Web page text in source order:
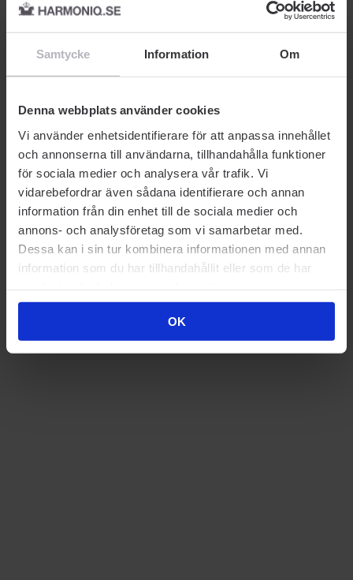
Samtycke Information Om
Denna webbplats använder cookies
Vi använder enhetsidentifierare för att anpassa innehållet
och annonserna till användarna, tillhandahålla funktioner
för sociala medier och analysera vår trafik. Vi
vidarebefordrar även sådana identifierare och annan
information från din enhet till de sociala medier och
annons- och analysföretag som vi samarbetar med.
Dessa kan i sin tur kombinera informationen med annan
information som du har tillhandahållit eller som de har
OK
Banbrytande hudvård för
natten
AUKTORISERAD ÅTERFÖRSÄLJARE